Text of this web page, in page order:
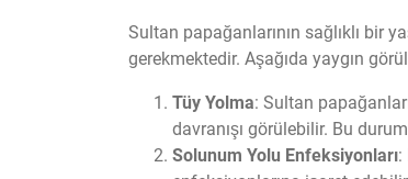
Sultan papağanlarının sağlıklı bir
gerekmektedir. Aşağıda yaygın
Tüy Yolma: Sultan
davranışı görülebilir. Bu
Solunum Yolu Enfeksiyonları: